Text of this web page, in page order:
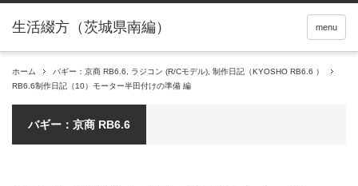
menu
ホーム バギー：京商 RB6.6 ラジコン (R/Cモデル) 制作日記（KYOSHO RB6.6 ）
RB6.6制作日記（10）モーター半田付けの準備 編
バギー：京商 RB6.6